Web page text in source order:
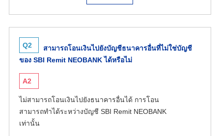
Q2
สามารถโอนเงินไปยังบัญชีธนาคารอื่นที่ไม่ใช่บัญชี
ของ SBI Remit NEOBANK ได้หรือไม่
A2
ไม่สามารถโอนเงินไปยังธนาคารอื่นได้ การโอน
สามารถทำได้ระหว่างบัญชี SBI Remit NEOBANK
เท่านั้น